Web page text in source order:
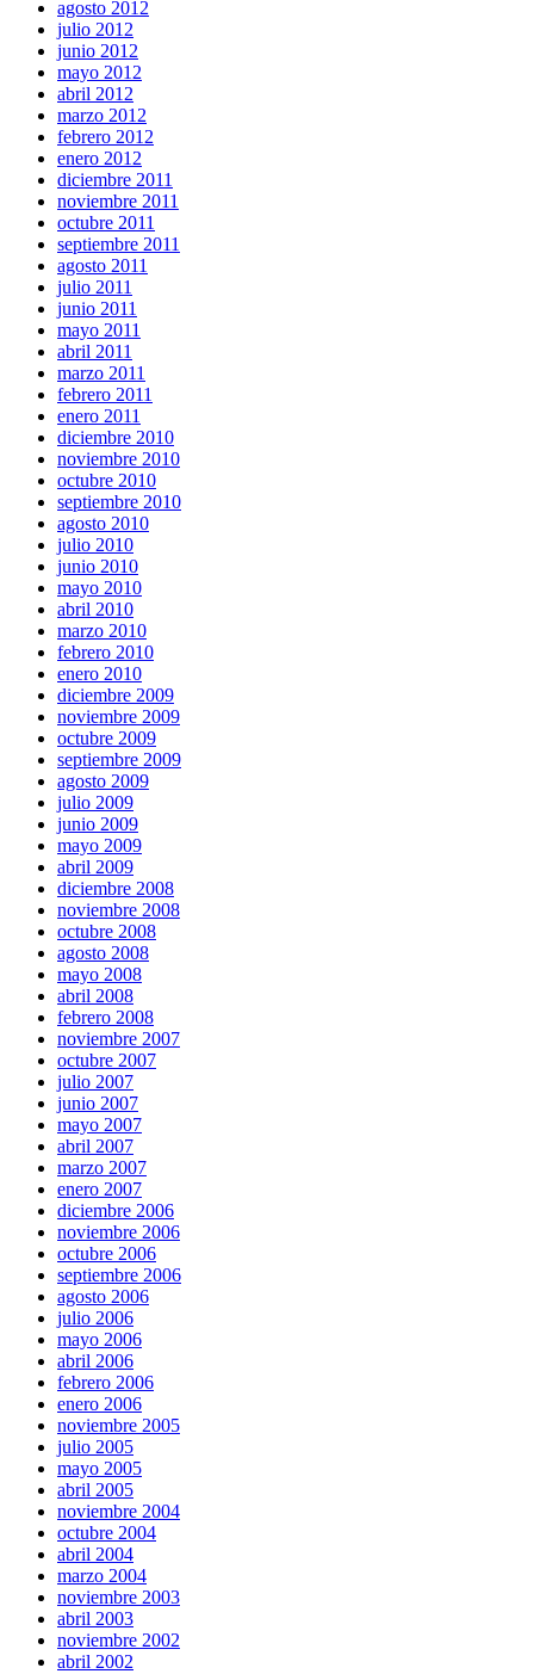
agosto 2012
julio 2012
junio 2012
mayo 2012
abril 2012
marzo 2012
febrero 2012
enero 2012
diciembre 2011
noviembre 2011
octubre 2011
septiembre 2011
agosto 2011
julio 2011
junio 2011
mayo 2011
abril 2011
marzo 2011
febrero 2011
enero 2011
diciembre 2010
noviembre 2010
octubre 2010
septiembre 2010
agosto 2010
julio 2010
junio 2010
mayo 2010
abril 2010
marzo 2010
febrero 2010
enero 2010
diciembre 2009
noviembre 2009
octubre 2009
septiembre 2009
agosto 2009
julio 2009
junio 2009
mayo 2009
abril 2009
diciembre 2008
noviembre 2008
octubre 2008
agosto 2008
mayo 2008
abril 2008
febrero 2008
noviembre 2007
octubre 2007
julio 2007
junio 2007
mayo 2007
abril 2007
marzo 2007
enero 2007
diciembre 2006
noviembre 2006
octubre 2006
septiembre 2006
agosto 2006
julio 2006
mayo 2006
abril 2006
febrero 2006
enero 2006
noviembre 2005
julio 2005
mayo 2005
abril 2005
noviembre 2004
octubre 2004
abril 2004
marzo 2004
noviembre 2003
abril 2003
noviembre 2002
abril 2002